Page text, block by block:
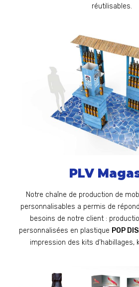
réutilisables.
PLV
Notre chaîne de production de
personnalisables a permis de
besoins de notre client :
personnalisées en plastique POP
impression des kits d’habillages,